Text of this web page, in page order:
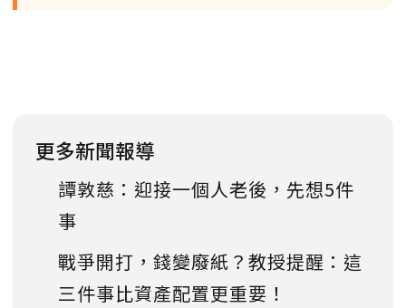
更多新聞報導
譚敦慈：迎接一個人老後，先想5件
事
戰爭開打，錢變廢紙？教授提醒：這
三件事比資產配置更重要！